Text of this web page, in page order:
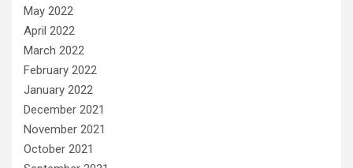
May 2022
April 2022
March 2022
February 2022
January 2022
December 2021
November 2021
October 2021